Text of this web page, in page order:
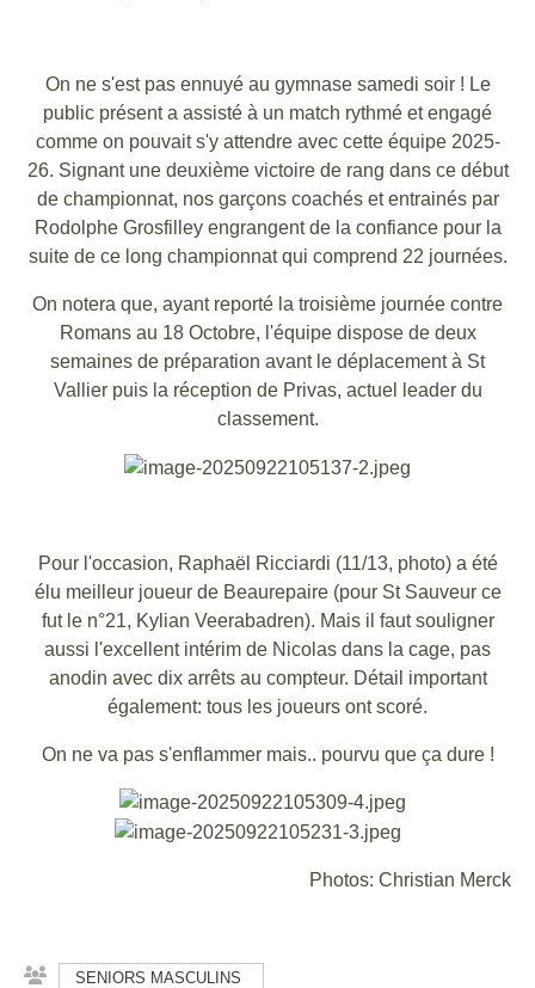
On ne s'est pas ennuyé au gymnase samedi soir ! Le
public présent a assisté à un match rythmé et engagé
comme on pouvait s'y attendre avec cette équipe 2025-
26. Signant une deuxième victoire de rang dans ce début
de championnat, nos garçons coachés et entrainés par
Rodolphe Grosfilley engrangent de la confiance pour la
suite de ce long championnat qui comprend 22 journées.
On notera que, ayant reporté la troisième journée contre
Romans au 18 Octobre, l'équipe dispose de deux
semaines de préparation avant le déplacement à St
Vallier puis la réception de Privas, actuel leader du
classement.
Pour l'occasion, Raphaël Ricciardi (11/13, photo) a été
élu meilleur joueur de Beaurepaire (pour St Sauveur ce
fut le n°21, Kylian Veerabadren). Mais il faut souligner
aussi l'excellent intérim de Nicolas dans la cage, pas
anodin avec dix arrêts au compteur. Détail important
également: tous les joueurs ont scoré.
On ne va pas s'enflammer mais.. pourvu que ça dure !
Photos: Christian Merck
SENIORS MASCULINS